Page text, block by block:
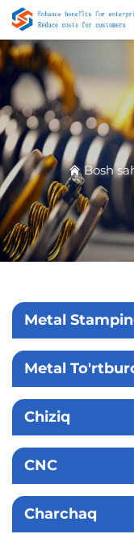
Biz Haqidida
Mahsulotlar
Yangiliklar
Tez-tez
Biz bilan
Bosh
Metal
Metal
Chiziq
CNC
Charchaq